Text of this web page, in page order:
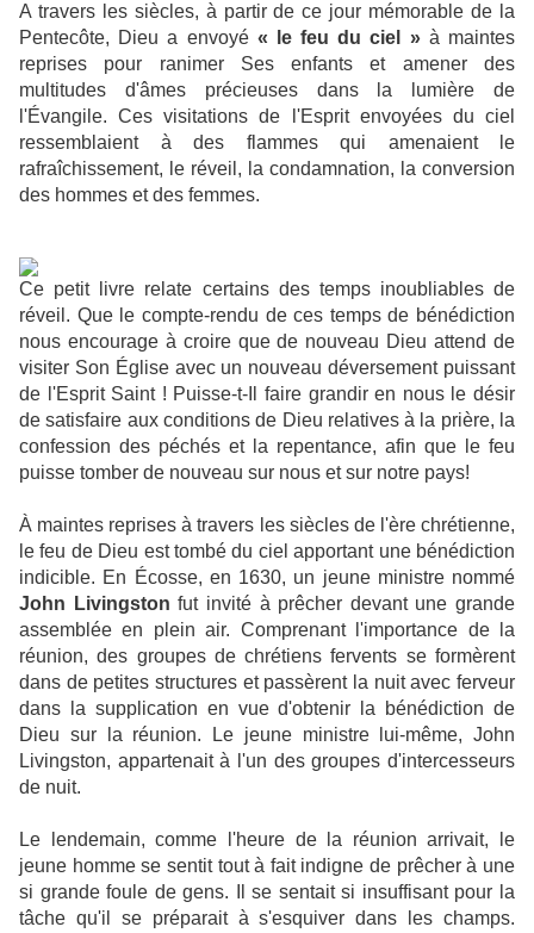
A travers les siècles, à partir de ce jour mémorable de la
Pentecôte, Dieu a envoyé « le feu du ciel »à maintes
reprises pour ranimer Ses enfants et amener des
multitudes d'âmes précieuses dans la lumière de
l'Évangile. Ces visitations de l'Esprit envoyées du ciel
ressemblaient à des flammes qui amenaient le
rafraîchissement, le réveil, la condamnation, la conversion
des hommes et des femmes.
Ce petit livre relate certains des temps inoubliables de
réveil. Que le compte-rendu de ces temps de bénédiction
nous encourage à croire que de nouveau Dieu attend de
visiter Son Église avec un nouveau déversement puissant
de l'Esprit Saint ! Puisse-t-Il faire grandir en nous le désir
de satisfaire aux conditions de Dieu relatives à la prière, la
confession des péchés et la repentance, afin que le feu
puisse tomber de nouveau sur nous et sur notre pays!
À maintes reprises à travers les siècles de l'ère chrétienne,
le feu de Dieu est tombé du ciel apportant une bénédiction
indicible. En Écosse, en 1630, un jeune ministre nommé
John Livingston fut invité à prêcher devant une grande
assemblée en plein air. Comprenant l'importance de la
réunion, des groupes de chrétiens fervents se formèrent
dans de petites structures et passèrent la nuit avec ferveur
dans la supplication en vue d'obtenir la bénédiction de
Dieu sur la réunion. Le jeune ministre lui-même, John
Livingston, appartenait à l'un des groupes d'intercesseurs
de nuit.
Le lendemain, comme l'heure de la réunion arrivait, le
jeune homme se sentit tout à fait indigne de prêcher à une
si grande foule de gens. Il se sentait si insuffisant pour la
tâche qu'il se préparait à s'esquiver dans les champs.